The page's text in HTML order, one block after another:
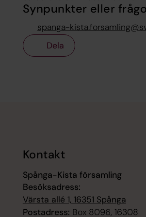
Synpunkter eller
spanga-
Dela
Kontakt
Spånga-Kista församling
Besöksadress:
Värsta allé 1, 16351 Spånga
Postadress: Box 8096, 16308